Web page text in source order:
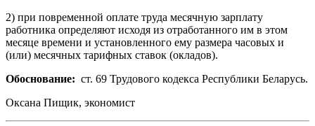
2) при повременной оплате труда месячную зарплату
работника определяют исходя из отработанного им в этом
месяце времени и установленного ему размера часовых и
(или) месячных тарифных ставок (окладов).
Обоснование: ст. 69 Трудового кодекса Республики Беларусь.
Оксана Пищик, экономист